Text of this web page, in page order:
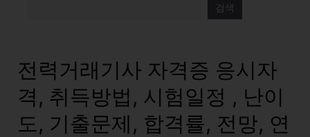
검색
전력거래기사 자격증 응시자
격, 취득방법, 시험일정 , 난이
도, 기출문제, 합격률, 전망, 연